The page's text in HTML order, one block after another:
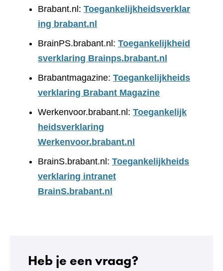
Brabant.nl: Toegankelijkheidsverklar
ing brabant.nl
BrainPS.brabant.nl: Toegankelijkheid
sverklaring Brainps.brabant.nl
Brabantmagazine: Toegankelijkheids
verklaring Brabant Magazine
Werkenvoor.brabant.nl: Toegankelijk
heidsverklaring
Werkenvoor.brabant.nl
BrainS.brabant.nl: Toegankelijkheids
verklaring intranet
BrainS.brabant.nl
Heb je een vraag?